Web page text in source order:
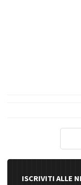
ISCRIVITI ALLE